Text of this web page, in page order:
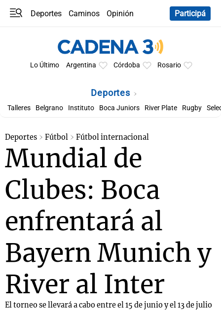
Deportes Caminos
Opinión
Participá
Lo Último Argentina Córdoba Rosario
Deportes
Talleres Belgrano Instituto Boca Juniors River Plate Rugby
Deportes Fútbol Fútbol internacional
Mundial de
Clubes: Boca
enfrentará al
Bayern Munich y
River al Inter
El torneo se llevará a cabo entre el 15 de junio y el 13 de julio